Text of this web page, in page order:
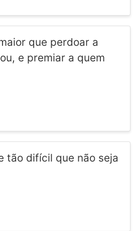
que perdoar a
e premiar a quem
tão difícil que não seja